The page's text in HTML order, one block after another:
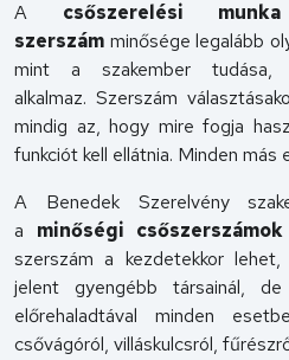
A csőszerelési
szerszám minősége legalább
mint a szakember tudása,
alkalmaz. Szerszám
mindig az, hogy mire fogja
funkciót kell ellátnia. Minden más
A Benedek Szerelvény
a minőségi csőszerszámok
szerszám a kezdetekkor
jelent gyengébb társainál,
előrehaladtával minden
csővágóról, villáskulcsról,